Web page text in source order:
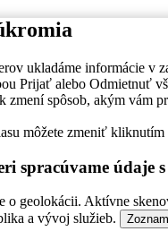
ukladáme informácie v
Prijať alebo Odmietnuť
zmení spôsob, akým vám
môžete zmeniť
spracúvame údaje
o geolokácii. Aktívne
a vývoj služieb.